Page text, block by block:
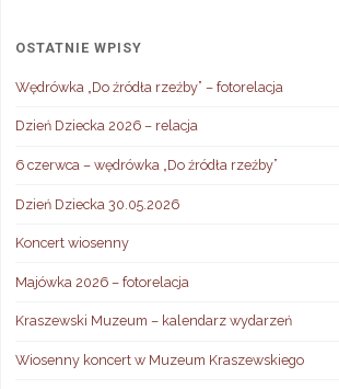
OSTATNIE WPISY
Wędrówka „Do źródła rzeźby” – fotorelacja
Dzień Dziecka 2026 – relacja
6 czerwca – wędrówka „Do źródła rzeźby”
Dzień Dziecka 30.05.2026
Koncert wiosenny
Majówka 2026 – fotorelacja
Kraszewski Muzeum – kalendarz wydarzeń
Wiosenny koncert w Muzeum Kraszewskiego